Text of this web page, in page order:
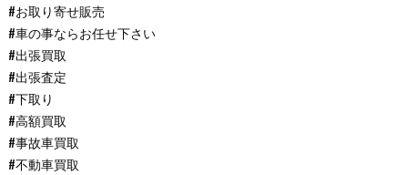
#お取り寄せ販売
#車の事ならお任せ下さい
#出張買取
#出張査定
#下取り
#高額買取
#事故車買取
#不動車買取